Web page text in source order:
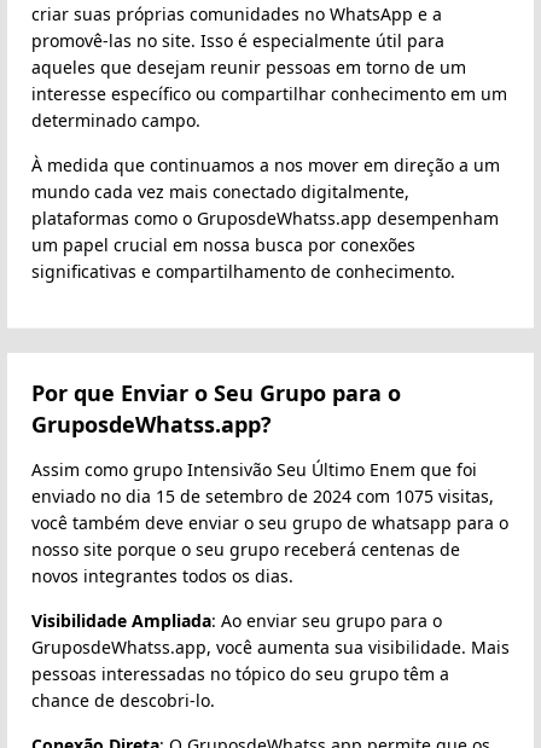
criar suas próprias comunidades no WhatsApp e a
promovê-las no site. Isso é especialmente útil para
aqueles que desejam reunir pessoas em torno de um
interesse específico ou compartilhar conhecimento em um
determinado campo.
À medida que continuamos a nos mover em direção a um
mundo cada vez mais conectado digitalmente,
plataformas como o GruposdeWhatss.app desempenham
um papel crucial em nossa busca por conexões
significativas e compartilhamento de conhecimento.
Por que Enviar o Seu Grupo para o
GruposdeWhatss.app?
Assim como grupo Intensivão Seu Último Enem que foi
enviado no dia 15 de setembro de 2024 com 1075 visitas,
você também deve enviar o seu grupo de whatsapp para o
nosso site porque o seu grupo receberá centenas de
novos integrantes todos os dias.
Visibilidade Ampliada: Ao enviar seu grupo para o
GruposdeWhatss.app, você aumenta sua visibilidade. Mais
pessoas interessadas no tópico do seu grupo têm a
chance de descobri-lo.